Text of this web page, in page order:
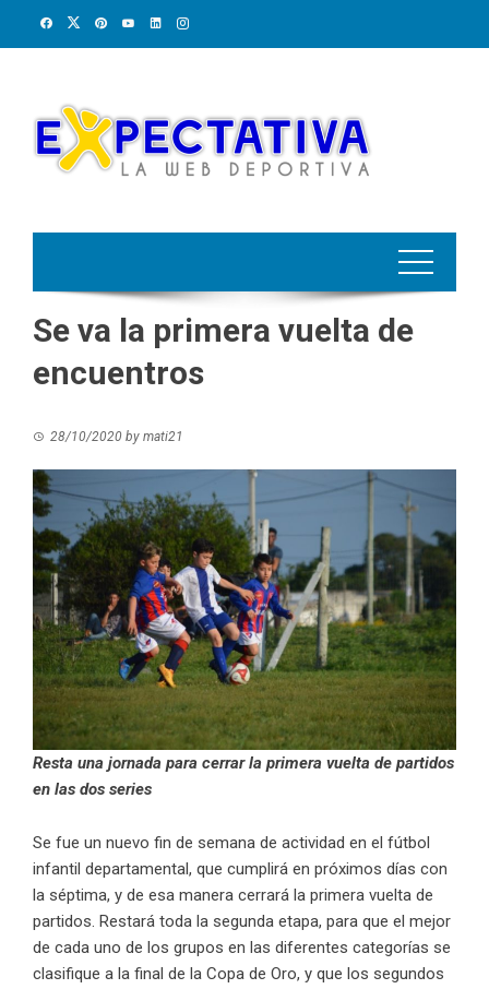
Se va la primera vuelta de
encuentros
28/10/2020 by mati21
Resta una jornada para cerrar la primera vuelta de partidos
en las dos series
Se fue un nuevo fin de semana de actividad en el fútbol
infantil departamental, que cumplirá en próximos días con
la séptima, y de esa manera cerrará la primera vuelta de
partidos. Restará toda la segunda etapa, para que el mejor
de cada uno de los grupos en las diferentes categorías se
clasifique a la final de la Copa de Oro, y que los segundos